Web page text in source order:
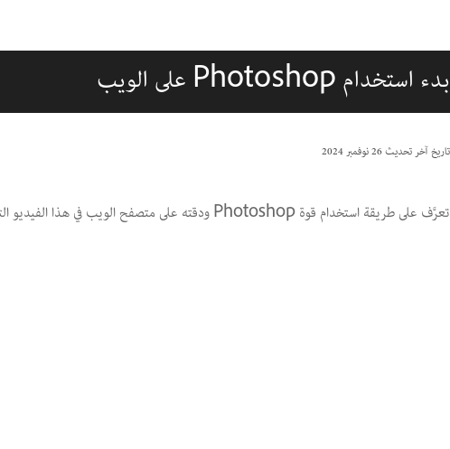
بدء استخدام Photoshop على الويب
تاريخ آخر تحديث26 نوفمبر 2024
تعرَّف على طريقة استخدام قوة Photoshop ودقته على متصفح الويب في هذا الفيديو التعليمي.